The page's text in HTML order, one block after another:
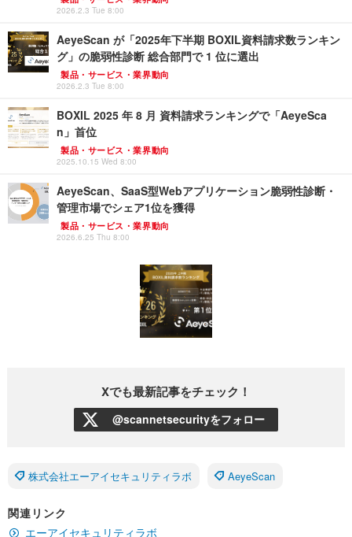
2026.2.3 Tue 8:00
AeyeScan が「2025年下半期 BOXIL資料請求数ランキン
グ」の脆弱性診断 総合部門で 1 位に選出
製品・サービス・業界動向
2026.2.3 Tue 8:00
BOXIL 2025 年 8 月 資料請求ランキングで「AeyeSca
n」首位
製品・サービス・業界動向
2025.10.15 Wed 8:00
AeyeScan、SaaS型Webアプリケーション脆弱性診断・
管理市場でシェア1位を獲得
製品・サービス・業界動向
2026.6.25 Thu 8:00
Xでも最新記事をチェック！
@scannetsecurityをフォロー
株式会社エーアイセキュリティラボ AeyeScan
関連リンク
エーアイセキュリティラボ